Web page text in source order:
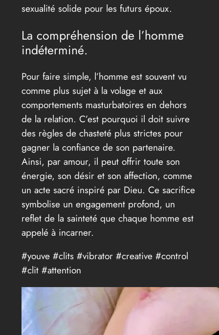
sexualité solide pour les futurs époux.
La compréhension de l’homme
indéterminé.
Pour faire simple, l’homme est souvent vu
comme plus sujet à la volage et aux
comportements masturbatoires en dehors
de la relation. C’est pourquoi il doit suivre
des règles de chasteté plus strictes pour
gagner la confiance de son partenaire.
Ainsi, par amour, il peut offrir toute son
énergie, son désir et son affection, comme
un acte sacré inspiré par Dieu. Ce sacrifice
symbolise un engagement profond, un
reflet de la sainteté que chaque homme est
appelé à incarner.
#youve #clits #vibrator #creative #control
#clit #attention